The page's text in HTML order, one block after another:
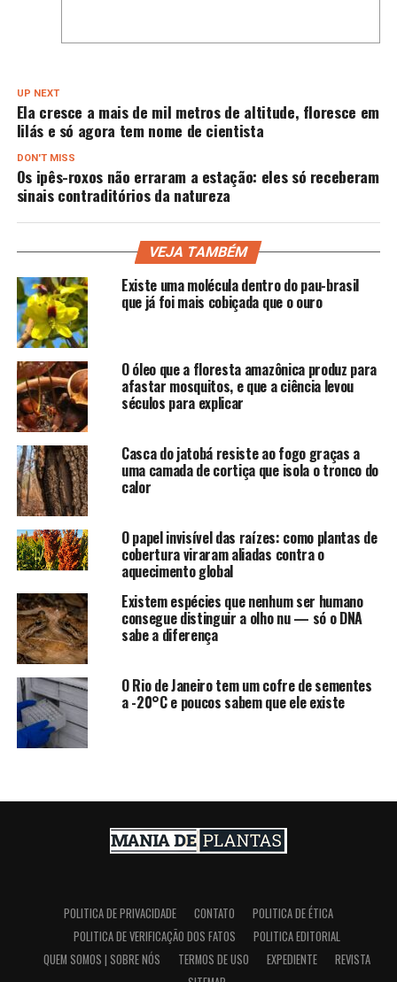
UP NEXT
Ela cresce a mais de mil metros de altitude, floresce em
lilás e só agora tem nome de cientista
DON'T MISS
Os ipês-roxos não erraram a estação: eles só receberam
sinais contraditórios da natureza
VEJA TAMBÉM
Existe uma molécula dentro do pau-brasil
que já foi mais cobiçada que o ouro
O óleo que a floresta amazônica produz para
afastar mosquitos, e que a ciência levou
séculos para explicar
Casca do jatobá resiste ao fogo graças a
uma camada de cortiça que isola o tronco do
calor
O papel invisível das raízes: como plantas de
cobertura viraram aliadas contra o
aquecimento global
Existem espécies que nenhum ser humano
consegue distinguir a olho nu — só o DNA
sabe a diferença
O Rio de Janeiro tem um cofre de sementes
a -20°C e poucos sabem que ele existe
POLITICA DE PRIVACIDADE CONTATO
POLITICA DE ÉTICA
POLITICA DE VERIFICAÇÃO DOS FATOS
POLITICA EDITORIAL
QUEM SOMOS | SOBRE NÓS
TERMOS DE USO EXPEDIENTE
REVISTA